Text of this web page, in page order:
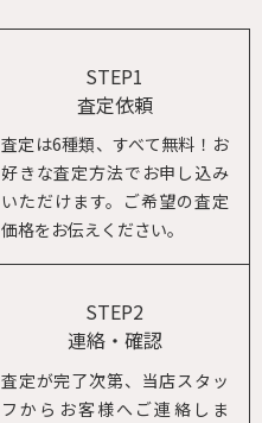
STEP1
査定依頼
査定は6種類、すべて無料！お
好きな査定方法でお申し込み
いただけます。ご希望の査定
価格をお伝えください。
STEP2
連絡・確認
査定が完了次第、当店スタッ
フからお客様へご連絡しま